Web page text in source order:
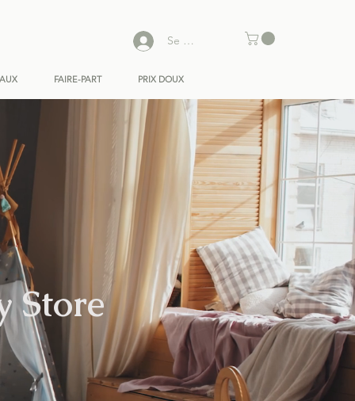
FAIRE-PART PRIX DOUX
Se connecter
Store